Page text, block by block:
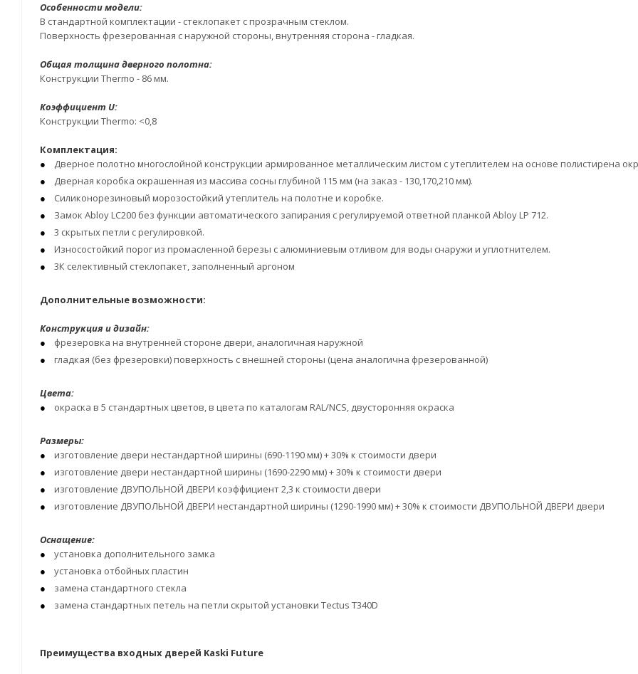
Особенности модели:
В стандартной комплектации - стеклопакет с прозрачным стеклом.
Поверхность фрезерованная с наружной стороны, внутренняя сторона - гладкая.
Общая толщина дверного полотна:
Конструкции Thermo - 86 мм.
Коэффициент U:
Конструкции Thermo: <0,8
Комплектация:
Дверное полотно многослойной конструкции армированное металлическим листом с утеплителем на основе полистирена
Дверная коробка окрашенная из массива сосны глубиной 115 мм (на заказ - 130,170,210 мм).
Силиконорезиновый морозостойкий утеплитель на полотне и коробке.
Замок Abloy LC200 без функции автоматического запирания с регулируемой ответной планкой Abloy LP 712.
3 скрытых петли с регулировкой.
Износостойкий порог из промасленной березы с алюминиевым отливом для воды снаружи и уплотнителем.
3К селективный стеклопакет, заполненный аргоном
Дополнительные возможности:
Конструкция и дизайн:
фрезеровка на внутренней стороне двери, аналогичная наружной
гладкая (без фрезеровки) поверхность с внешней стороны (цена аналогична фрезерованной)
Цвета:
окраска в 5 стандартных цветов, в цвета по каталогам RAL/NCS, двусторонняя окраска
Размеры:
изготовление двери нестандартной ширины (690-1190 мм) + 30% к стоимости двери
изготовление двери нестандартной ширины (1690-2290 мм) + 30% к стоимости двери
изготовление ДВУПОЛЬНОЙ ДВЕРИ коэффициент 2,3 к стоимости двери
изготовление ДВУПОЛЬНОЙ ДВЕРИ нестандартной ширины (1290-1990 мм) + 30% к стоимости ДВУПОЛЬНОЙ ДВЕРИ двери
Оснащение:
установка дополнительного замка
установка отбойных пластин
замена стандартного стекла
замена стандартных петель на петли скрытой установки Tectus T340D
Преимущества входных дверей Kaski Future